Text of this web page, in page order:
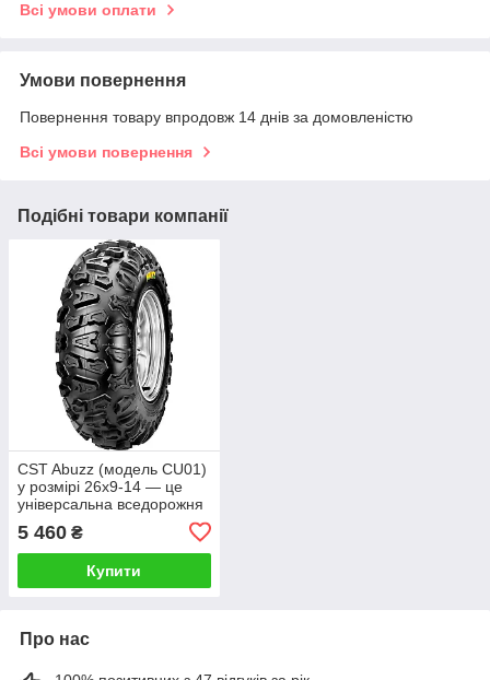
Всі умови оплати
Умови повернення
Повернення товару впродовж 14 днів за домовленістю
Всі умови повернення
Подібні товари компанії
CST Abuzz (модель CU01)
у розмірі 26x9-14 — це
універсальна вседорожня
квадроциклів (ATV) та
мотовсюдиходів
5 460 ₴
Купити
Про нас